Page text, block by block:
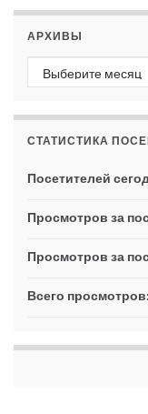
АРХИВЫ
Архивы
СТАТИСТИКА
Посетителей
Просмотров за
Просмотров за
Всего просмотров: